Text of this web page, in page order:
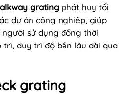
grating phát huy tối
dự án công nghiệp, giúp
sử dụng đồng thời
trì, duy trì độ bền lâu dài qua
grating